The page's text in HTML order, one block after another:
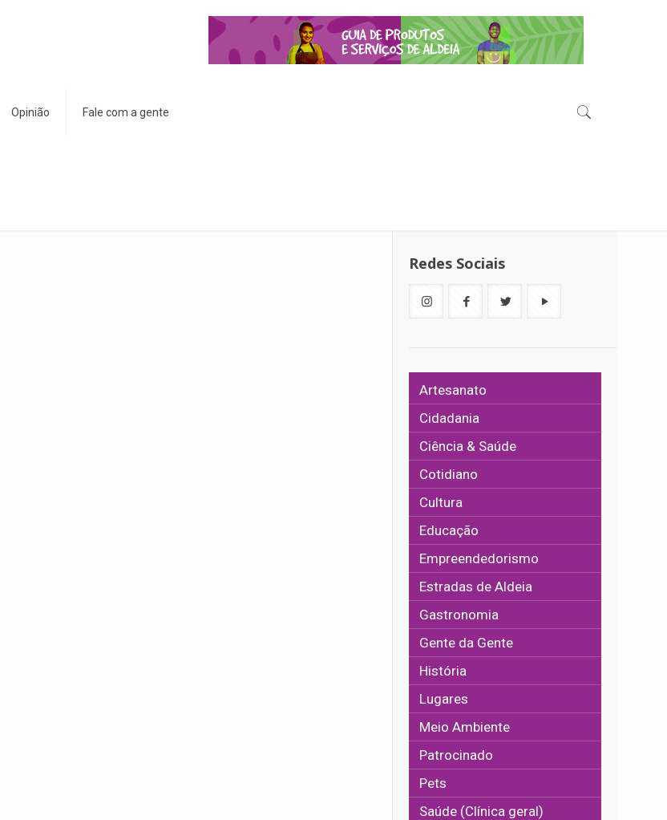
Opinião Fale com a gente
Redes Sociais
Artesanato
Cidadania
Ciência & Saúde
Cotidiano
Cultura
Educação
Empreendedorismo
Estradas de Aldeia
Gastronomia
Gente da Gente
História
Lugares
Meio Ambiente
Patrocinado
Pets
Saúde (Clínica geral)